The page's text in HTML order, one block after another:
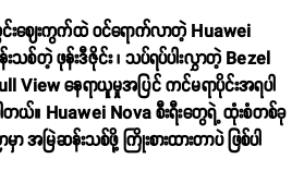
းဈေးကွက်ထဲ ဝင်ရောက်လာတဲ့ Huawei
သစ်တဲ့ ဖုန်းဒီဇိုင်း ၊ သပ်ရပ်ပါးလွှာတဲ့ Bezel
View နေရာယူမှုအပြင် ကင်မရာပိုင်းအရပါ
တယ်။ Huawei Nova စီးရီးတွေရဲ့ ထုံးစံတစ်ခု
အမြဲဆန်းသစ်ဖို့ ကြိုးစားထားတာပဲ ဖြစ်ပါ